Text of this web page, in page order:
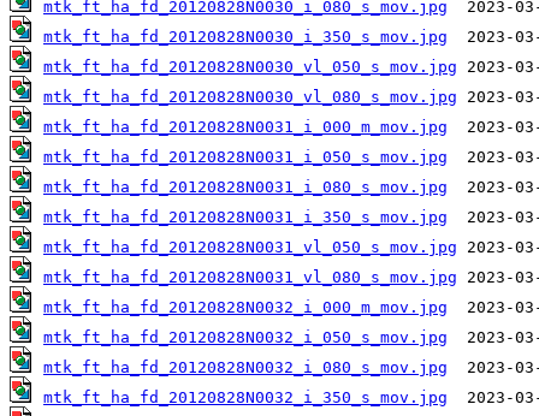
mtk_ft_ha_fd_20120828N0030_i_080_s_mov.jpg
mtk_ft_ha_fd_20120828N0030_i_350_s_mov.jpg
mtk_ft_ha_fd_20120828N0030_vl_050_s_mov.jpg
mtk_ft_ha_fd_20120828N0030_vl_080_s_mov.jpg
mtk_ft_ha_fd_20120828N0031_i_000_m_mov.jpg
mtk_ft_ha_fd_20120828N0031_i_050_s_mov.jpg
mtk_ft_ha_fd_20120828N0031_i_080_s_mov.jpg
mtk_ft_ha_fd_20120828N0031_i_350_s_mov.jpg
mtk_ft_ha_fd_20120828N0031_vl_050_s_mov.jpg
mtk_ft_ha_fd_20120828N0031_vl_080_s_mov.jpg
mtk_ft_ha_fd_20120828N0032_i_000_m_mov.jpg
mtk_ft_ha_fd_20120828N0032_i_050_s_mov.jpg
mtk_ft_ha_fd_20120828N0032_i_080_s_mov.jpg
mtk_ft_ha_fd_20120828N0032_i_350_s_mov.jpg